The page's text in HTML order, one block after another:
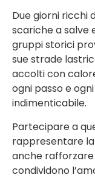
Due giorni ricchi
scariche a salve
gruppi storici
sue strade
accolti con
ogni passo e
indimenticabile.
Partecipare a
rappresentare
anche
condividono